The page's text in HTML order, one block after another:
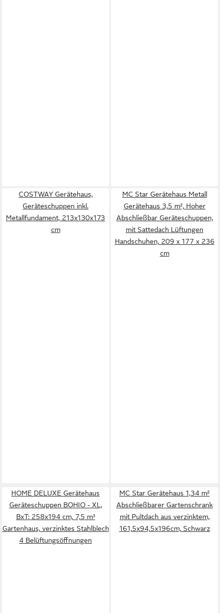
COSTWAY Gerätehaus,
Geräteschuppen inkl.
Metallfundament, 213x130x173
cm
MC Star Gerätehaus Metall
Gerätehaus 3,5 m², Hoher
Abschließbar Geräteschuppen,
mit Sattedach Lüftungen
Handschuhen, 209 x 177 x 236
cm
HOME DELUXE Gerätehaus
Geräteschuppen BOHIO - XL,
BxT: 258x194 cm, 7,5 m³
Gartenhaus, verzinktes Stahlblech
4 Belüftungsöffnungen
MC Star Gerätehaus 1,34 m²
Abschließbarer Gartenschrank
mit Pultdach aus verzinktem,
161,5x94,5x196cm, Schwarz